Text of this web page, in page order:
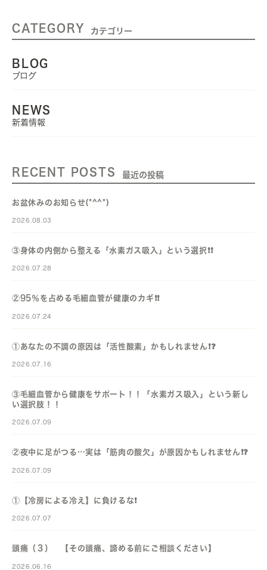
CATEGORY カテゴリー
BLOG
ブログ
NEWS
新着情報
RECENT POSTS 最近の投稿
お盆休みのお知らせ(*^^*)
2026.08.03
③身体の内側から整える「水素ガス吸入」という選択❗️❗️
2026.07.28
②95％を占める毛細血管が健康のカギ❗️❗️
2026.07.24
①あなたの不調の原因は「活性酸素」かもしれません❗️❓️
2026.07.16
③毛細血管から健康をサポート！！「水素ガス吸入」という新し
い選択肢！！
2026.07.09
②夜中に足がつる…実は「筋肉の酸欠」が原因かもしれません❗️❓️
2026.07.09
①【冷房による冷え】に負けるな❗️
2026.07.07
頭痛（３） 【その頭痛、諦める前にご相談ください】
2026.06.16